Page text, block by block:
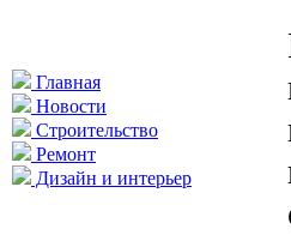
Главная
Новости
Строительство
Ремонт
Дизайн и интерьер